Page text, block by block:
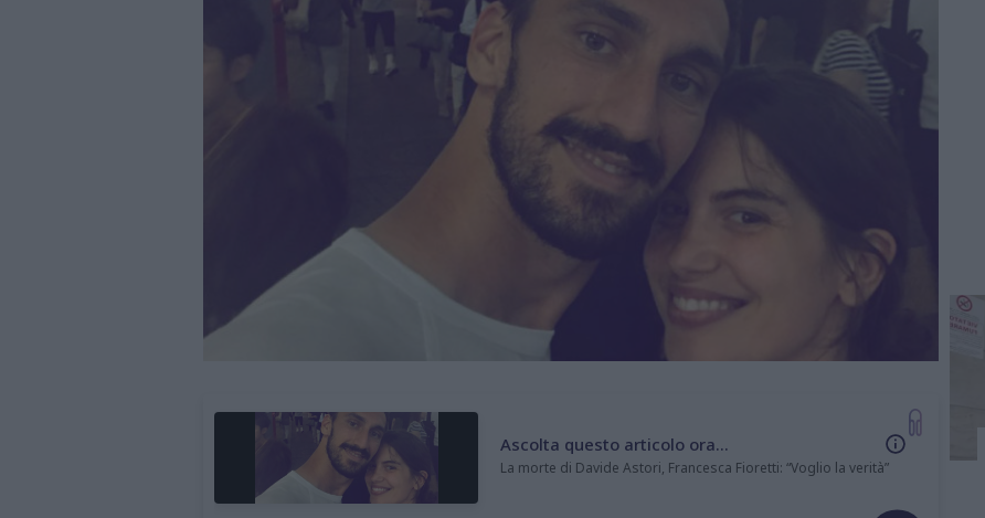
Ascolta questo articolo ora...
La morte di Davide Astori, Francesca Fioretti: “Voglio la verità”